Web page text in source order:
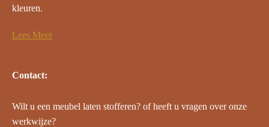
kleuren.
Lees Meer
Contact:
Wilt u een meubel laten stofferen? of heeft u vragen over onze
werkwijze?